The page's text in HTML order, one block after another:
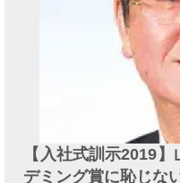
【入社式訓示2019
デミング賞に恥じな